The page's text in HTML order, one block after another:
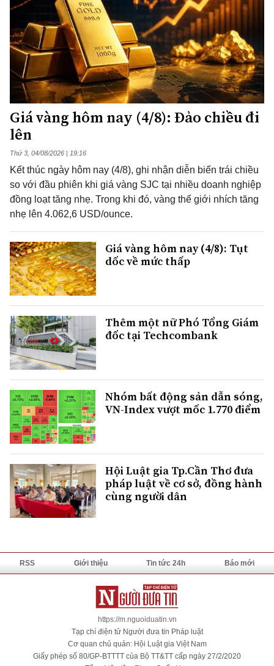
Giá vàng hôm nay (4/8): Đảo chiều đi
lên
Thứ 3, 04/08/2026 | 19:16
Kết thúc ngày hôm nay (4/8), ghi nhận diễn biến trái chiều
so với đầu phiên khi giá vàng SJC tại nhiều doanh nghiệp
đồng loạt tăng nhẹ. Trong khi đó, vàng thế giới nhích tăng
nhẹ lên 4.062,6 USD/ounce.
Giá vàng hôm nay (4/8): Tụt
dốc về mức thấp
Thêm một nữ Phó Tổng Giám
đốc tại Techcombank
Nhóm bất động sản dẫn sóng,
VN-Index vượt mốc 1.770 điểm
Hội Luật gia Tp.Cần Thơ đưa
pháp luật về cơ sở, đồng hành
cùng người dân
RSS Giới thiệu Tin tức 24h Báo mới
https://m.nguoiduatin.vn
Tạp chí điện tử Người đưa tin Pháp luật
Cơ quan chủ quản: Hội Luật gia Việt Nam
Giấy phép số 80/GP-BTTTT của Bộ TT&TT cấp ngày 27/2/2020